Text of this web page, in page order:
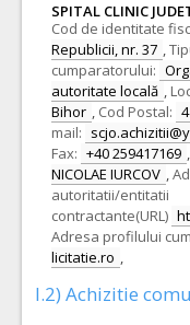
SPITAL CLINIC
Cod de identitate
Republicii, nr. 37 ,
cumparatorului:
autoritate locală ,
Bihor , Cod Postal:
mail:
Fax: +40 259417169 ,
NICOLAE IURCOV ,
autoritatii/entitatii
contractante(URL)
Adresa profilului
licitatie.ro ,
I.2) Achizitie